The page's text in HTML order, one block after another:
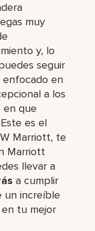
muy
y, lo
seguir
en
a los
en que
es el
Marriott, te
Marriott
llevar a
a cumplir
un increíble​
en tu mejor